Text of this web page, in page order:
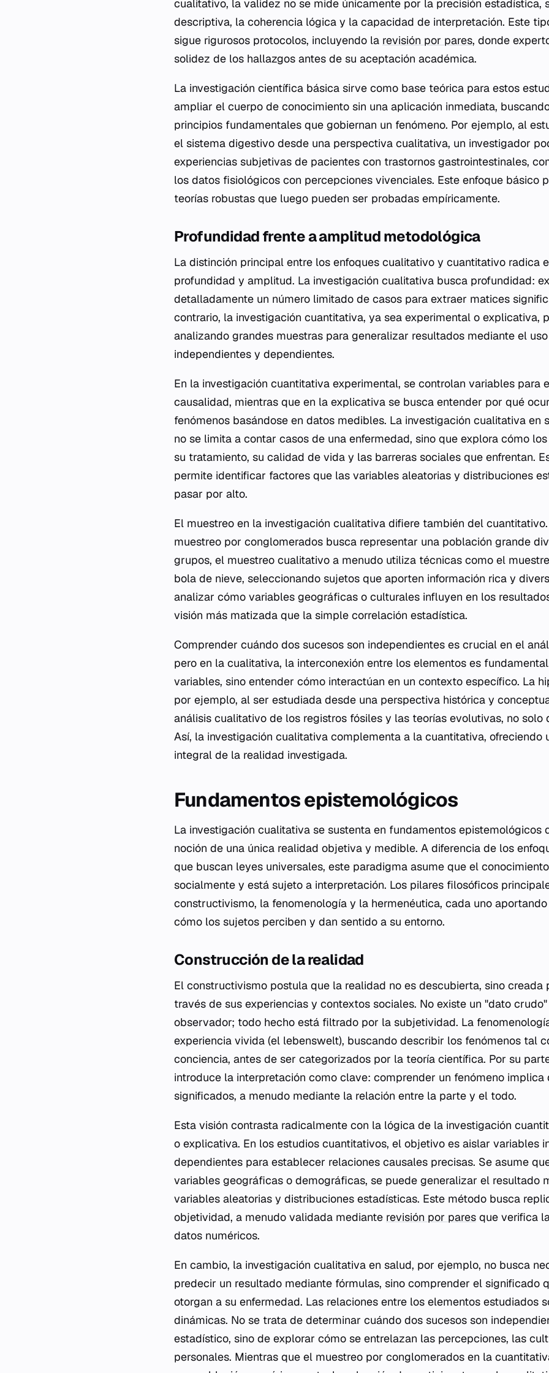
cualitativo, la validez no se mide únicamente por la precisión estadística,
descriptiva, la coherencia lógica y la capacidad de interpretación. Este
sigue rigurosos protocolos, incluyendo la revisión por pares, donde
solidez de los hallazgos antes de su aceptación académica.
La investigación científica básica sirve como base teórica para estos
ampliar el cuerpo de conocimiento sin una aplicación inmediata,
principios fundamentales que gobiernan un fenómeno. Por ejemplo, al
el sistema digestivo desde una perspectiva cualitativa, un investigador
experiencias subjetivas de pacientes con trastornos gastrointestinales,
los datos fisiológicos con percepciones vivenciales. Este enfoque básico
teorías robustas que luego pueden ser probadas empíricamente.
Profundidad frente a amplitud metodológica
La distinción principal entre los enfoques cualitativo y cuantitativo radica
profundidad y amplitud. La investigación cualitativa busca profundidad:
detalladamente un número limitado de casos para extraer matices
contrario, la investigación cuantitativa, ya sea experimental o explicativa,
analizando grandes muestras para generalizar resultados mediante el
independientes y dependientes.
En la investigación cuantitativa experimental, se controlan variables para
causalidad, mientras que en la explicativa se busca entender por qué
fenómenos basándose en datos medibles. La investigación cualitativa en
no se limita a contar casos de una enfermedad, sino que explora cómo
su tratamiento, su calidad de vida y las barreras sociales que enfrentan.
permite identificar factores que las variables aleatorias y distribuciones
pasar por alto.
El muestreo en la investigación cualitativa difiere también del
muestreo por conglomerados busca representar una población grande
grupos, el muestreo cualitativo a menudo utiliza técnicas como el
bola de nieve, seleccionando sujetos que aporten información rica y
analizar cómo variables geográficas o culturales influyen en los
visión más matizada que la simple correlación estadística.
Comprender cuándo dos sucesos son independientes es crucial en el
pero en la cualitativa, la interconexión entre los elementos es
variables, sino entender cómo interactúan en un contexto específico. La
por ejemplo, al ser estudiada desde una perspectiva histórica y
análisis cualitativo de los registros fósiles y las teorías evolutivas, no solo
Así, la investigación cualitativa complementa a la cuantitativa, ofreciendo
integral de la realidad investigada.
Fundamentos epistemológicos
La investigación cualitativa se sustenta en fundamentos epistemológicos
noción de una única realidad objetiva y medible. A diferencia de los
que buscan leyes universales, este paradigma asume que el
socialmente y está sujeto a interpretación. Los pilares filosóficos
constructivismo, la fenomenología y la hermenéutica, cada uno
cómo los sujetos perciben y dan sentido a su entorno.
Construcción de la realidad
El constructivismo postula que la realidad no es descubierta, sino creada
través de sus experiencias y contextos sociales. No existe un "dato
observador; todo hecho está filtrado por la subjetividad. La
experiencia vivida (el lebenswelt), buscando describir los fenómenos tal
conciencia, antes de ser categorizados por la teoría científica. Por su
introduce la interpretación como clave: comprender un fenómeno implica
significados, a menudo mediante la relación entre la parte y el todo.
Esta visión contrasta radicalmente con la lógica de la investigación
o explicativa. En los estudios cuantitativos, el objetivo es aislar variables
dependientes para establecer relaciones causales precisas. Se asume
variables geográficas o demográficas, se puede generalizar el resultado
variables aleatorias y distribuciones estadísticas. Este método busca
objetividad, a menudo validada mediante revisión por pares que verifica
datos numéricos.
En cambio, la investigación cualitativa en salud, por ejemplo, no busca
predecir un resultado mediante fórmulas, sino comprender el significado
otorgan a su enfermedad. Las relaciones entre los elementos estudiados
dinámicas. No se trata de determinar cuándo dos sucesos son
estadístico, sino de explorar cómo se entrelazan las percepciones, las
personales. Mientras que el muestreo por conglomerados en la